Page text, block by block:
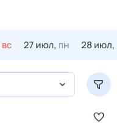
вс 27 июл, пн 28 июл,